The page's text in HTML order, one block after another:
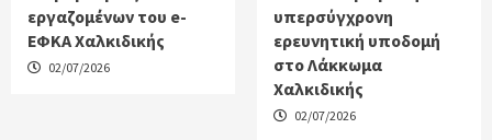
εργαζομένων του e-
ΕΦΚΑ Χαλκιδικής
02/07/2026
υπερσύγχρονη
ερευνητική υποδομή
στο Λάκκωμα
Χαλκιδικής
02/07/2026